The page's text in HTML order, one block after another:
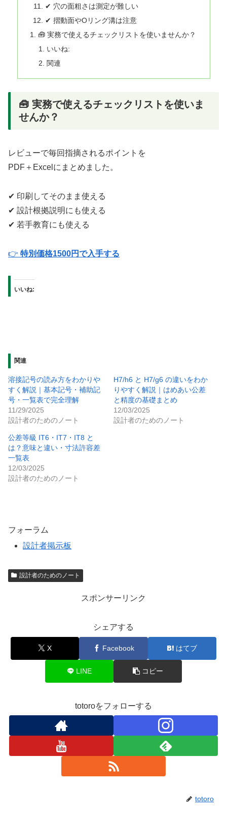
✔ 穴の面粗さは測定が難しい
✔ 摺動面やOリング溝は注意
🧰 実務で使えるチェックリストを使いませんか？
いいね:
関連
🧰 実務で使えるチェックリストを使いま
せんか？
レビューで毎回指摘されるポイントを
PDF＋Excelにまとめました。
✔ 印刷してそのまま使える
✔ 設計根拠説明にも使える
✔ 若手教育にも使える
👉 特別価格1500円で入手する
いいね:
関連
溶接記号の読み方をわかりや
すく解説｜基本記号・補助記
号・一覧表で完全理解
11/29/2025
設計者のためのノート
H7/h6 と H7/g6 の違いをわか
りやすく解説｜はめあい公差
と精度の基礎まとめ
12/03/2025
設計者のためのノート
公差等級 IT6・IT7・IT8 と
は？意味と違い・寸法許容差
一覧表
12/03/2025
設計者のためのノート
フォーラム
設計者掲示板
設計者のためのノート
スポンサーリンク
シェアする
X Facebook はてブ
LINE コピー
totoroをフォローする
totoro